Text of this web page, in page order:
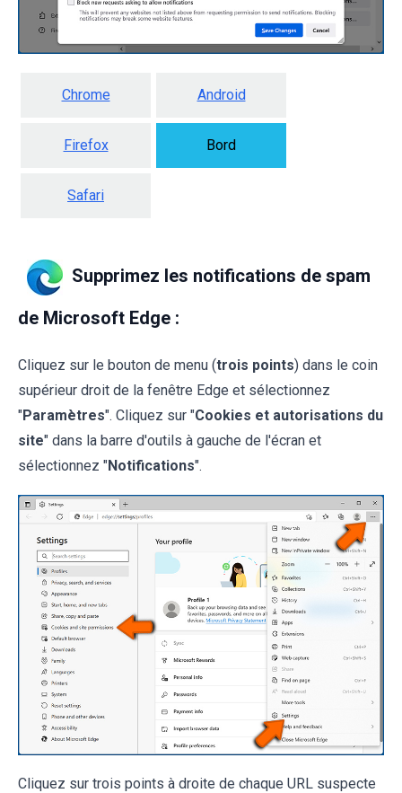
Chrome Android
Firefox Bord
Safari
Supprimez les notifications de spam
de Microsoft Edge :
Cliquez sur le bouton de menu (trois points) dans le coin
supérieur droit de la fenêtre Edge et sélectionnez
"Paramètres". Cliquez sur "Cookies et autorisations du
site" dans la barre d'outils à gauche de l'écran et
sélectionnez "Notifications".
Cliquez sur trois points à droite de chaque URL suspecte